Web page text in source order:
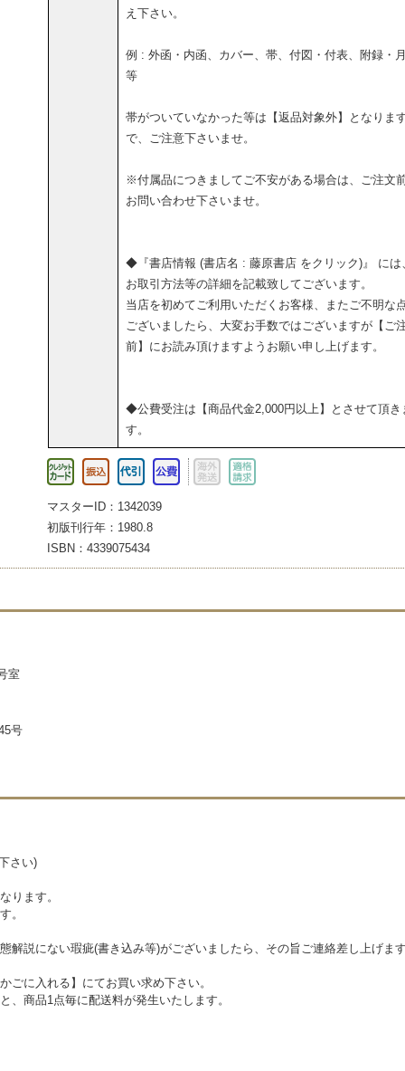
え下さい。
例 : 外函・内函、カバー、帯、付図・付表、附録・
等
帯がついていなかった等は【返品対象外】となりま
で、ご注意下さいませ。
※付属品につきましてご不安がある場合は、ご注文
お問い合わせ下さいませ。
◆『書店情報 (書店名 : 藤原書店 をクリック)』 には
お取引方法等の詳細を記載致してございます。
当店を初めてご利用いただくお客様、またご不明な
ございましたら、大変お手数ではございますが【ご
前】にお読み頂けますようお願い申し上げます。
◆公費受注は【商品代金2,000円以上】とさせて頂き
す。
マスターID：1342039
初版刊行年：1980.8
ISBN：4339075434
室
号
さい)
ります。
。
説にない瑕疵(書き込み等)がございましたら、その旨ご連絡差し上げます
に入れる】にてお買い求め下さい。
、商品1点毎に配送料が発生いたします。